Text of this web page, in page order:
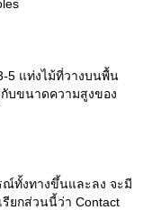
5 แท่งไม้ที่วางบนพื้น
บขนาดความสูงของ
ณ์ทั้งทางขึ้นและลง จะมี
ยกส่วนนี้ว่า Contact